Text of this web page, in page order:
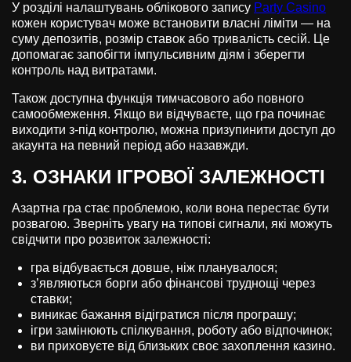
У розділі налаштувань облікового запису Party Casino
кожен користувач може встановити власні ліміти — на
суму депозитів, розмір ставок або тривалість сесій. Це
допомагає запобігти імпульсивним діям і зберегти
контроль над витратами.
Також доступна функція тимчасового або повного
самообмеження. Якщо ви відчуваєте, що гра починає
виходити з-під контролю, можна призупинити доступ до
акаунта на певний період або назавжди.
3. ОЗНАКИ ІГРОВОЇ ЗАЛЕЖНОСТІ
Азартна гра стає проблемою, коли вона перестає бути
розвагою. Зверніть увагу на типові сигнали, які можуть
свідчити про розвиток залежності:
гра відбувається довше, ніж планувалося;
з’являються борги або фінансові труднощі через
ставки;
виникає бажання відігратися після програшу;
ігри замінюють спілкування, роботу або відпочинок;
ви приховуєте від близьких своє захоплення казино.